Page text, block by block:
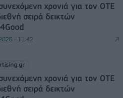
χρονιά για τον ΟΤΕ
σειρά δεικτών
- 11:42
χρονιά για τον ΟΤΕ
σειρά δεικτών